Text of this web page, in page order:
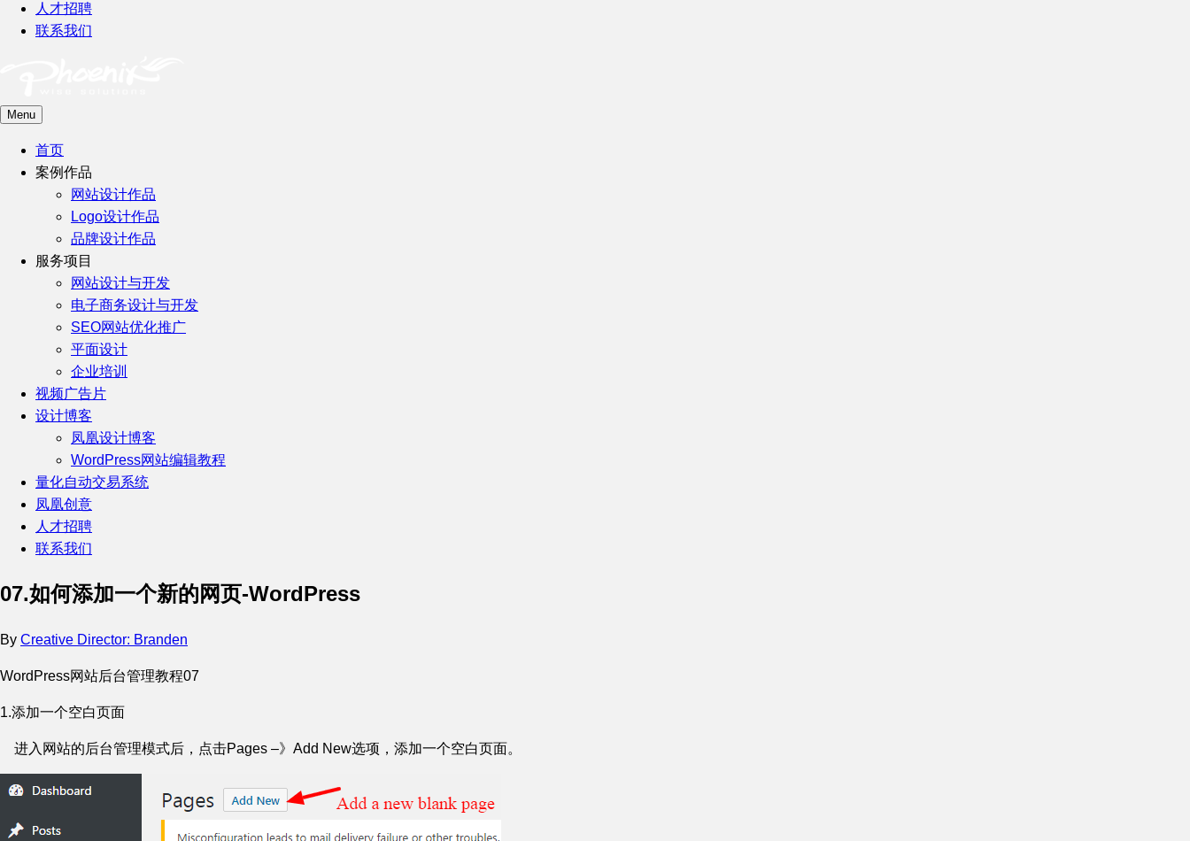
人才招聘
联系我们
Menu
首页
案例作品
网站设计作品
Logo设计作品
品牌设计作品
服务项目
网站设计与开发
电子商务设计与开发
SEO网站优化推广
平面设计
企业培训
视频广告片
设计博客
凤凰设计博客
WordPress网站编辑教程
量化自动交易系统
凤凰创意
人才招聘
联系我们
07.如何添加一个新的网页-WordPress
By Creative Director: Branden
WordPress网站后台管理教程07
1.添加一个空白页面
进入网站的后台管理模式后，点击Pages –》Add New选项，添加一个空白页面。